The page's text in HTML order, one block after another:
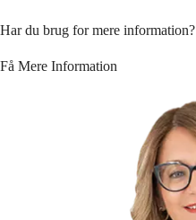
Har du brug for mere information?
Få Mere Information